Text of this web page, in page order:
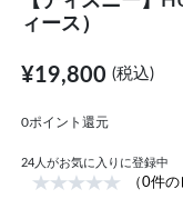
ィース）
¥19,800(税込)
0ポイント還元
24 人がお気に入りに登録中
（0件